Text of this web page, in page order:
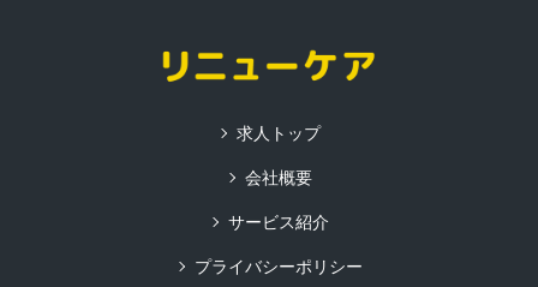
求人トップ
会社概要
サービス紹介
プライバシーポリシー